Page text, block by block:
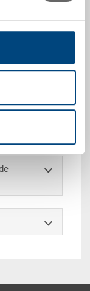
600x400x28